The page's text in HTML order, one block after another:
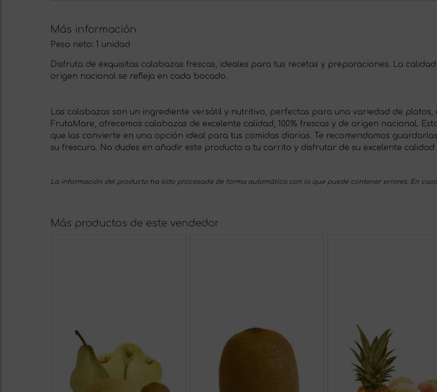
Más información
Peso neto: 1 unidad
Disfruta de exquisitas calabazas frescas, ideales para tus recetas y preparaciones. La
origen nacional se refleja en cada bocado.
Las calabazas son un ingrediente versátil y nutritivo, perfectas para una variedad de platos,
FrutaMare, ofrecemos calabazas de excelente calidad, 100% frescas y de origen nacional.
que las convierte en una opción ideal para tus comidas diarias. Te recomendamos
su frescura. No dudes en añadir este producto a tu carrito y disfrutar de su excelente calidad
La información del producto ha sido procesada de forma automática con lo que puede contener errores. En
Más productos de este vendedor